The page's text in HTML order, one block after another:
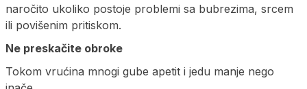
naročito ukoliko postoje problemi sa bubrezima, srcem
ili povišenim pritiskom.
Ne preskačite obroke
Tokom vrućina mnogi gube apetit i jedu manje nego